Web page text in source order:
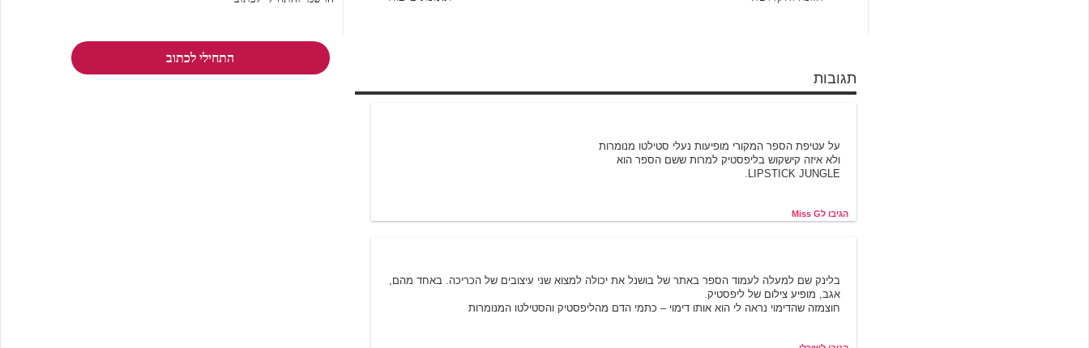
התחילי לכתוב
תגובות
על עטיפת הספר המקורי מופיעות נעלי סטילטו מנומרות
ולא איזה קישקוש בליפסטיק למרות ששם הספר הוא
LIPSTICK JUNGLE.
הגיבו לMiss G
בלינק שם למעלה לעמוד הספר באתר של בושנל את יכולה למצוא שני עיצובים של הכריכה. באחד מהם,
אגב, מופיע צילום של ליפסטיק.
חוצמזה שהדימוי נראה לי הוא אותו דימוי – כתמי הדם מהליפסטיק והסטילטו המנומרות